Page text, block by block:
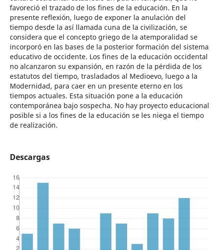
favoreció el trazado de los fines de la educación. En la
presente reflexión, luego de exponer la anulación del
tiempo desde la así llamada cuna de la civilización, se
considera que el concepto griego de la atemporalidad se
incorporó en las bases de la posterior formación del sistema
educativo de occidente. Los fines de la educación occidental
no alcanzaron su expansión, en razón de la pérdida de los
estatutos del tiempo, trasladados al Medioevo, luego a la
Modernidad, para caer en un presente eterno en los
tiempos actuales. Esta situación pone a la educación
contemporánea bajo sospecha. No hay proyecto educacional
posible si a los fines de la educación se les niega el tiempo
de realización.
Descargas